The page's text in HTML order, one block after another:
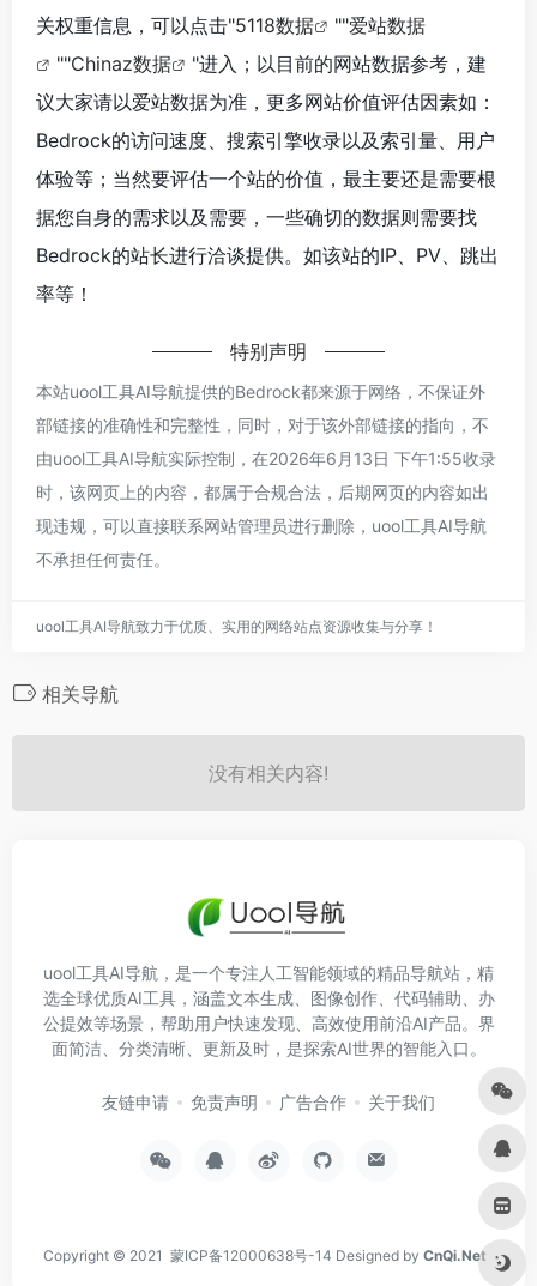
关权重信息，可以点击"5118数据 ""爱站数据
""Chinaz数据
"进入；以目前的网站数据参考，建
议大家请以爱站数据为准，更多网站价值评估因素如：
Bedrock的访问速度、搜索引擎收录以及索引量、用户
体验等；当然要评估一个站的价值，最主要还是需要根
据您自身的需求以及需要，一些确切的数据则需要找
Bedrock的站长进行洽谈提供。如该站的IP、PV、跳出
率等！
特别声明
本站uool工具AI导航提供的Bedrock都来源于网络，不保证外
部链接的准确性和完整性，同时，对于该外部链接的指向，不
由uool工具AI导航实际控制，在2026年6月13日 下午1:55收录
时，该网页上的内容，都属于合规合法，后期网页的内容如出
现违规，可以直接联系网站管理员进行删除，uool工具AI导航
不承担任何责任。
uool工具AI导航致力于优质、实用的网络站点资源收集与分享！
相关导航
没有相关内容!
uool工具AI导航，是一个专注人工智能领域的精品导航站，精
选全球优质AI工具，涵盖文本生成、图像创作、代码辅助、办
公提效等场景，帮助用户快速发现、高效使用前沿AI产品。界
面简洁、分类清晰、更新及时，是探索AI世界的智能入口。
友链申请 免责声明 广告合作 关于我们
Copyright © 2021 蒙ICP备12000638号-14 Designed by CnQi.Net